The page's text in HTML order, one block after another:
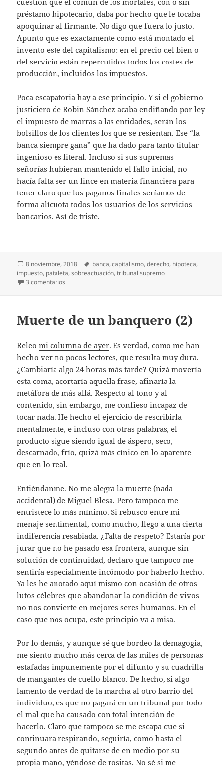
cuestión que el común de los mortales, con o sin
préstamo hipotecario, daba por hecho que le tocaba
apoquinar al firmante. No digo que fuera lo justo.
Apunto que es exactamente como está montado el
invento este del capitalismo: en el precio del bien o
del servicio están repercutidos todos los costes de
producción, incluidos los impuestos.
Poca escapatoria hay a ese principio. Y si el gobierno
justiciero de Robin Sánchez acaba endiñando por ley
el impuesto de marras a las entidades, serán los
bolsillos de los clientes los que se resientan. Ese “la
banca siempre gana” que ha dado para tanto titular
ingenioso es literal. Incluso si sus supremas
señorías hubieran mantenido el fallo inicial, no
hacía falta ser un lince en materia financiera para
tener claro que los paganos finales seríamos de
forma alícuota todos los usuarios de los servicios
bancarios. Así de triste.
Publicado
el
8 noviembre, 2018 Etiquetas
banca,capitalismo,derecho, hipoteca,
impuesto, pataleta,sobreactuación,tribunal supremo
3 comentarios
Muerte de un banquero (2)
Releomi columna de ayer. Es verdad, como me han
hecho ver no pocos lectores, que resulta muy dura.
¿Cambiaría algo 24 horas más tarde? Quizá movería
esta coma, acortaría aquella frase, afinaría la
metáfora de más allá. Respecto al tono y al
contenido, sin embargo, me confieso incapaz de
tocar nada. He hecho el ejercicio de rescribirla
mentalmente, e incluso con otras palabras, el
producto sigue siendo igual de áspero, seco,
descarnado, frío, quizá más cínico en lo aparente
que en lo real.
Entiéndanme. No me alegra la muerte (nada
accidental) de Miguel Blesa. Pero tampoco me
entristece lo más mínimo. Si rebusco entre mi
menaje sentimental, como mucho, llego a una cierta
indiferencia resabiada. ¿Falta de respeto? Estaría por
jurar que no he pasado esa frontera, aunque sin
solución de continuidad, declaro que tampoco me
sentiría especialmente incómodo por haberlo hecho.
Ya les he anotado aquí mismo con ocasión de otros
lutos célebres que abandonar la condición de vivos
no nos convierte en mejores seres humanos. En el
caso que nos ocupa, este principio va a misa.
Por lo demás, y aunque sé que bordeo la demagogia,
me siento mucho más cerca de las miles de personas
estafadas impunemente por el difunto y su cuadrilla
de mangantes de cuello blanco. De hecho, si algo
lamento de verdad de la marcha al otro barrio del
individuo, es que no pagará en un tribunal por todo
el mal que ha causado con total intención de
hacerlo. Claro que tampoco se me escapa que si
continuara respirando, seguiría, como hasta el
segundo antes de quitarse de en medio por su
propia mano, yéndose de rositas. No sé si me